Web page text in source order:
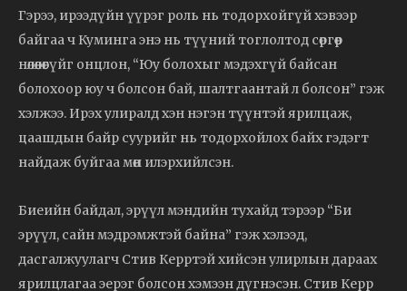
Гэрээ, ирээдүйн үүрэг роль нь тодорхойгүй хэвээр
байгаа ч Куминга энэ нь түүний тоглолтод сөргөөр
нөлөөлөөгүйг онцлон, “Юу болохыг мэдэхгүй байсан
болохоор юу ч болсон бай, шалтгаантай л болсон” гэж
хэлжээ. Ирэх улиралд хэн нэгэн түүнтэй ярилцаж,
цаашдын байр суурийг нь тодорхойлох байх гэдэгт
найдаж буйгаа мөн илэрхийлсэн.
Биеийн байдал, эрүүл мэндийн тухайд тэрээр “Би
эрүүл, сайн мэдрэмжтэй байна” гэж хэлээд,
дасгалжуулагч Стив Керртэй хийсэн улирлын дараах
ярилцлагаа эерэг болсон хэмээн дүгнэсэн. Стив Керр